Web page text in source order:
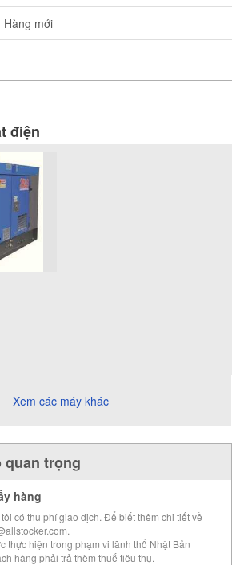
Hàng mới
điện
Xem các máy khác
quan trọng
hàng
có thu phí giao dịch. Để biết thêm chi tiết về
thực hiện trong phạm vi lãnh thổ Nhật Bản
hàng phải trả thêm thuế tiêu thụ.